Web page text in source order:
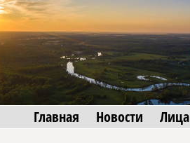
Главная Новости Лица